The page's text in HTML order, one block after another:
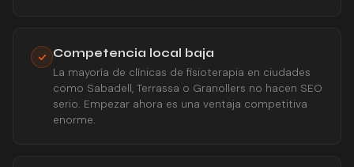
Competencia local baja
La mayoría de clínicas de fisioterapia en ciudades
como Sabadell, Terrassa o Granollers no hacen SEO
serio. Empezar ahora es una ventaja competitiva
enorme.